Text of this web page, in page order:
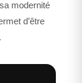
modernité
d’être